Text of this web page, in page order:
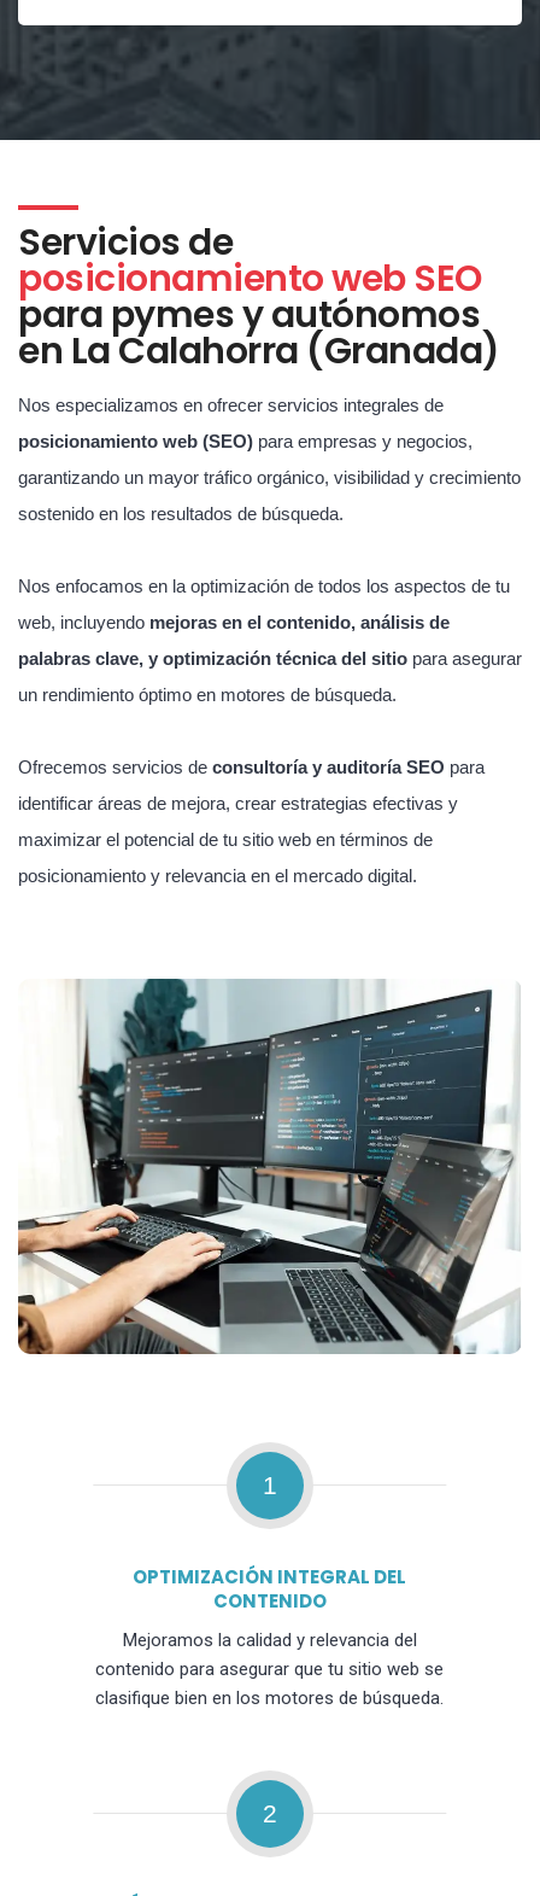
Servicios de
posicionamiento web SEO
para pymes y autónomos
en La Calahorra (Granada)
Nos especializamos en ofrecer servicios integrales de
posicionamiento web (SEO) para empresas y negocios,
garantizando un mayor tráfico orgánico, visibilidad y crecimiento
sostenido en los resultados de búsqueda.
Nos enfocamos en la optimización de todos los aspectos de tu
web, incluyendo mejoras en el contenido, análisis de
palabras clave, y optimización técnica del sitio para asegurar
un rendimiento óptimo en motores de búsqueda.
Ofrecemos servicios de consultoría y auditoría SEO para
identificar áreas de mejora, crear estrategias efectivas y
maximizar el potencial de tu sitio web en términos de
posicionamiento y relevancia en el mercado digital.
1
OPTIMIZACIÓN INTEGRAL DEL
CONTENIDO
Mejoramos la calidad y relevancia del
contenido para asegurar que tu sitio web se
clasifique bien en los motores de búsqueda.
2